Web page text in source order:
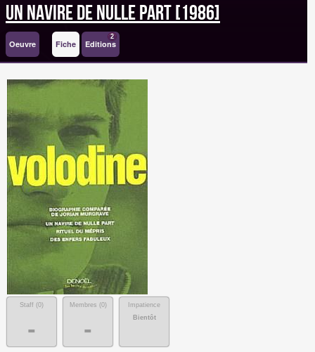
Un navire de nulle part [1986]
Oeuvre Fiche Editions
2
Staff (0)
-
Membres (0)
-
Impatience
Bientôt